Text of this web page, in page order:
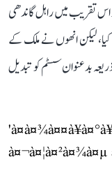
اس تقریب میں راہل گاندھی
کیا، لیکن انھوں نے ملک کے
بدعنوان سسٹم کو تبدیل
à¤¬à¤¦à¤²à¤¾à¤µ